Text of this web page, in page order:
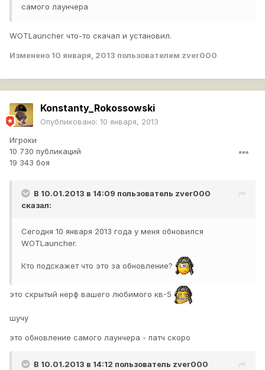
самого лаунчера
WOTLauncher что-то скачал и установил.
Изменено 10 января, 2013 пользователем zver000
Konstanty_Rokossowski
Опубликовано: 10 января, 2013
Игроки
10 730 публикаций
19 343 боя
В 10.01.2013 в 14:09 пользователь zver000
сказал:
Сегодня 10 января 2013 года у меня обновился
WOTLauncher.
Кто подскажет что это за обновление?
это скрытый нерф вашего любимого кв-5
шучу
это обновление самого лаунчера - патч скоро
В 10.01.2013 в 14:12 пользователь zver000